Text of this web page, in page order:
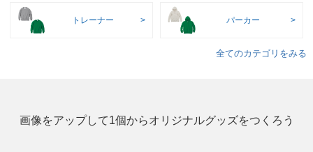
トレーナー パーカー
全てのカテゴリをみる
画像をアップして1個からオリジナルグッズをつくろう